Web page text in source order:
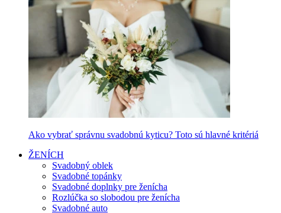
Ako vybrať správnu svadobnú kyticu? Toto sú hlavné kritériá
ŽENÍCH
Svadobný oblek
Svadobné topánky
Svadobné doplnky pre ženícha
Rozlúčka so slobodou pre ženícha
Svadobné auto